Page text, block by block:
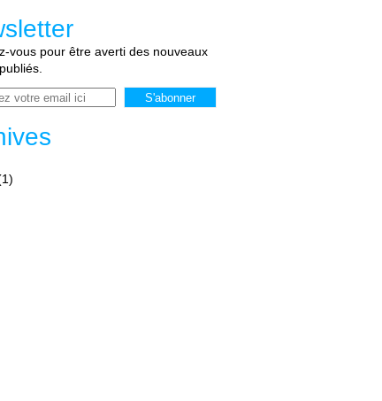
vous pour être averti des nouveaux